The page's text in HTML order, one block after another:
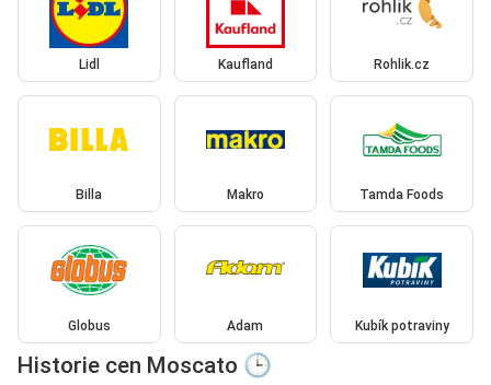
Lidl Kaufland Rohlik.cz
Billa Makro Tamda Foods
Globus Adam Kubík potraviny
Historie cen Moscato 🕒